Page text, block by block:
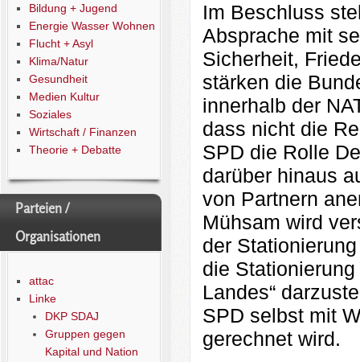
Bildung + Jugend
Energie Wasser Wohnen
Flucht + Asyl
Klima/Natur
Gesundheit
Medien Kultur
Soziales
Wirtschaft / Finanzen
Theorie + Debatte
Parteien /
Organisationen
attac
Linke
DKP SDAJ
Gruppen gegen
Kapital und Nation
Im Beschluss
Absprache mit
Sicherheit,
stärken die
innerhalb der
dass nicht die
SPD die Rolle
darüber hinaus
von Partnern
Mühsam wird
der
die
Landes“
SPD selbst mit
gerechnet wird.